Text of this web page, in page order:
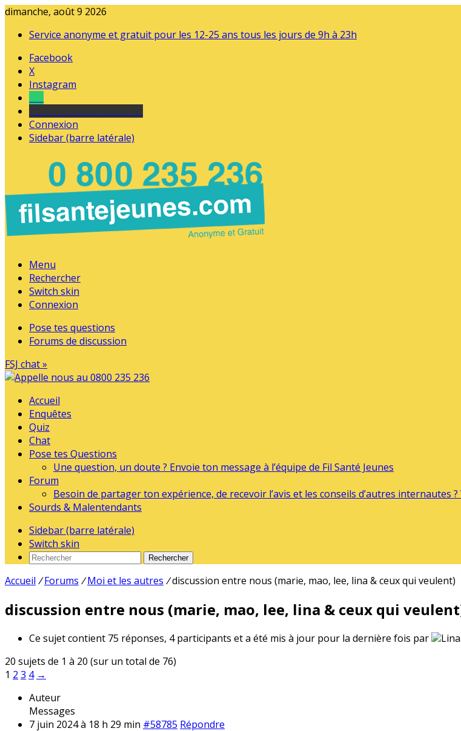
dimanche, août 9 2026
Service anonyme et gratuit pour les 12-25 ans tous les jours de 9h à 23h
Facebook
X
Instagram
Connexion
Sidebar (barre latérale)
Menu
Rechercher
Switch skin
Connexion
Pose tes questions
Forums de discussion
FSJ chat »
Accueil
Enquêtes
Quiz
Chat
Pose tes Questions
Une question, un doute ? Envoie ton message à l’équipe de Fil Santé Jeunes
Forum
Besoin de partager ton expérience, de recevoir l’avis et les conseils d’autres internautes
Sourds & Malentendants
Sidebar (barre latérale)
Switch skin
Rechercher
Accueil / Forums / Moi et les autres /discussion entre nous (marie, mao, lee, lina & ceux qui veulent)
discussion entre nous (marie, mao, lee, lina & ceux qui
Ce sujet contient 75 réponses, 4 participants et a été mis à jour pour la dernière fois par
20 sujets de 1 à 20 (sur un total de 76)
1 2 3 4 →
Auteur
Messages
7 juin 2024 à 18 h 29 min #58785 Répondre